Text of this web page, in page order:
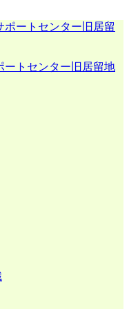
ートセンター旧居留地